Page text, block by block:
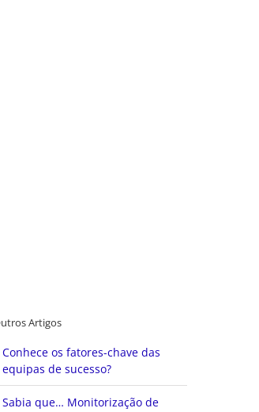
Artigos
Conhece os fatores-chave das
equipas de sucesso?
Sabia que… Monitorização de